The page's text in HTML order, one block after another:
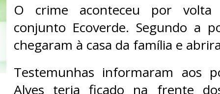
O crime aconteceu por
conjunto Ecoverde. Segundo a
chegaram à casa da família e
Testemunhas informaram aos
Alves teria ficado na frente